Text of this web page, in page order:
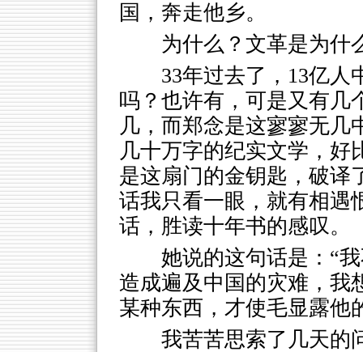
国，奔走他乡。
为什么？文革是为什
33年过去了，13亿人
吗？也许有，可是又有几
几，而郑念是这寥寥无几
几十万字的纪实文学，好
是这扇门的金钥匙，破译
话我只看一眼，就有相遇
话，胜读十年书的感叹。
她说的这句话是：“
造成遍及中国的灾难，我
某种东西，才使毛显露他
我苦苦思索了几天的